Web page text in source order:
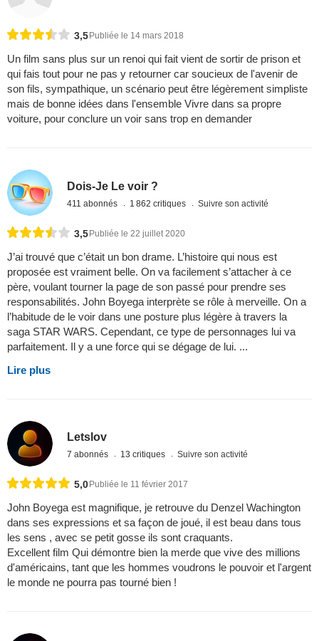
3,5 Publiée le 14 mars 2018
Un film sans plus sur un renoi qui fait vient de sortir de prison et
qui fais tout pour ne pas y retourner car soucieux de l'avenir de
son fils, sympathique, un scénario peut être légèrement simpliste
mais de bonne idées dans l'ensemble Vivre dans sa propre
voiture, pour conclure un voir sans trop en demander
Dois-Je Le voir ?
411 abonnés 1 862 critiques Suivre son activité
3,5Publiée le 22 juillet 2020
J’ai trouvé que c’était un bon drame. L’histoire qui nous est
proposée est vraiment belle. On va facilement s’attacher à ce
père, voulant tourner la page de son passé pour prendre ses
responsabilités. John Boyega interprète se rôle à merveille. On a
l’habitude de le voir dans une posture plus légère à travers la
saga STAR WARS. Cependant, ce type de personnages lui va
parfaitement. Il y a une force qui se dégage de lui. ...
Lire plus
Letslov
7 abonnés 13 critiques Suivre son activité
5,0 Publiée le 11 février 2017
John Boyega est magnifique, je retrouve du Denzel Wachington
dans ses expressions et sa façon de joué, il est beau dans tous
les sens , avec se petit gosse ils sont craquants.
Excellent film Qui démontre bien la merde que vive des millions
d'américains, tant que les hommes voudrons le pouvoir et l'argent
le monde ne pourra pas tourné bien !